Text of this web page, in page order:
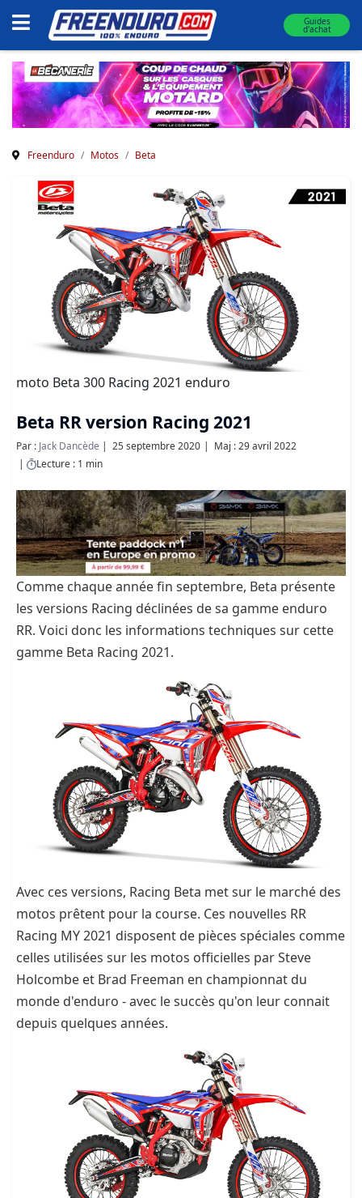
Guides
d'achat
Freenduro Motos Beta
moto Beta 300 Racing 2021 enduro
Beta RR version Racing 2021
Par : Jack Dancède 25 septembre 2020
Maj : 29 avril 2022
Lecture : 1 min
Comme chaque année fin septembre, Beta présente
les versions Racing déclinées de sa gamme enduro
RR. Voici donc les informations techniques sur cette
gamme Beta Racing 2021.
Avec ces versions, Racing Beta met sur le marché des
motos prêtent pour la course. Ces nouvelles RR
Racing MY 2021 disposent de pièces spéciales comme
celles utilisées sur les motos officielles par Steve
Holcombe et Brad Freeman en championnat du
monde d'enduro - avec le succès qu'on leur connait
depuis quelques années.